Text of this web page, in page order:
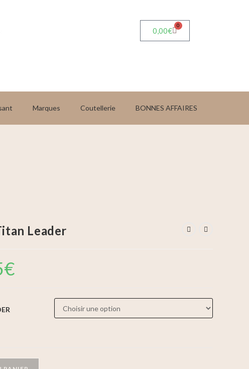
0,00€
0
Marques Coutellerie BONNES AFFAIRES
Leader
€